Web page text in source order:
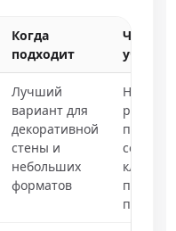
Когда
подходит
Что
Лучший
вариант для
декоративной
стены и
небольших
форматов
Нужна
ровная
клей и
пустот